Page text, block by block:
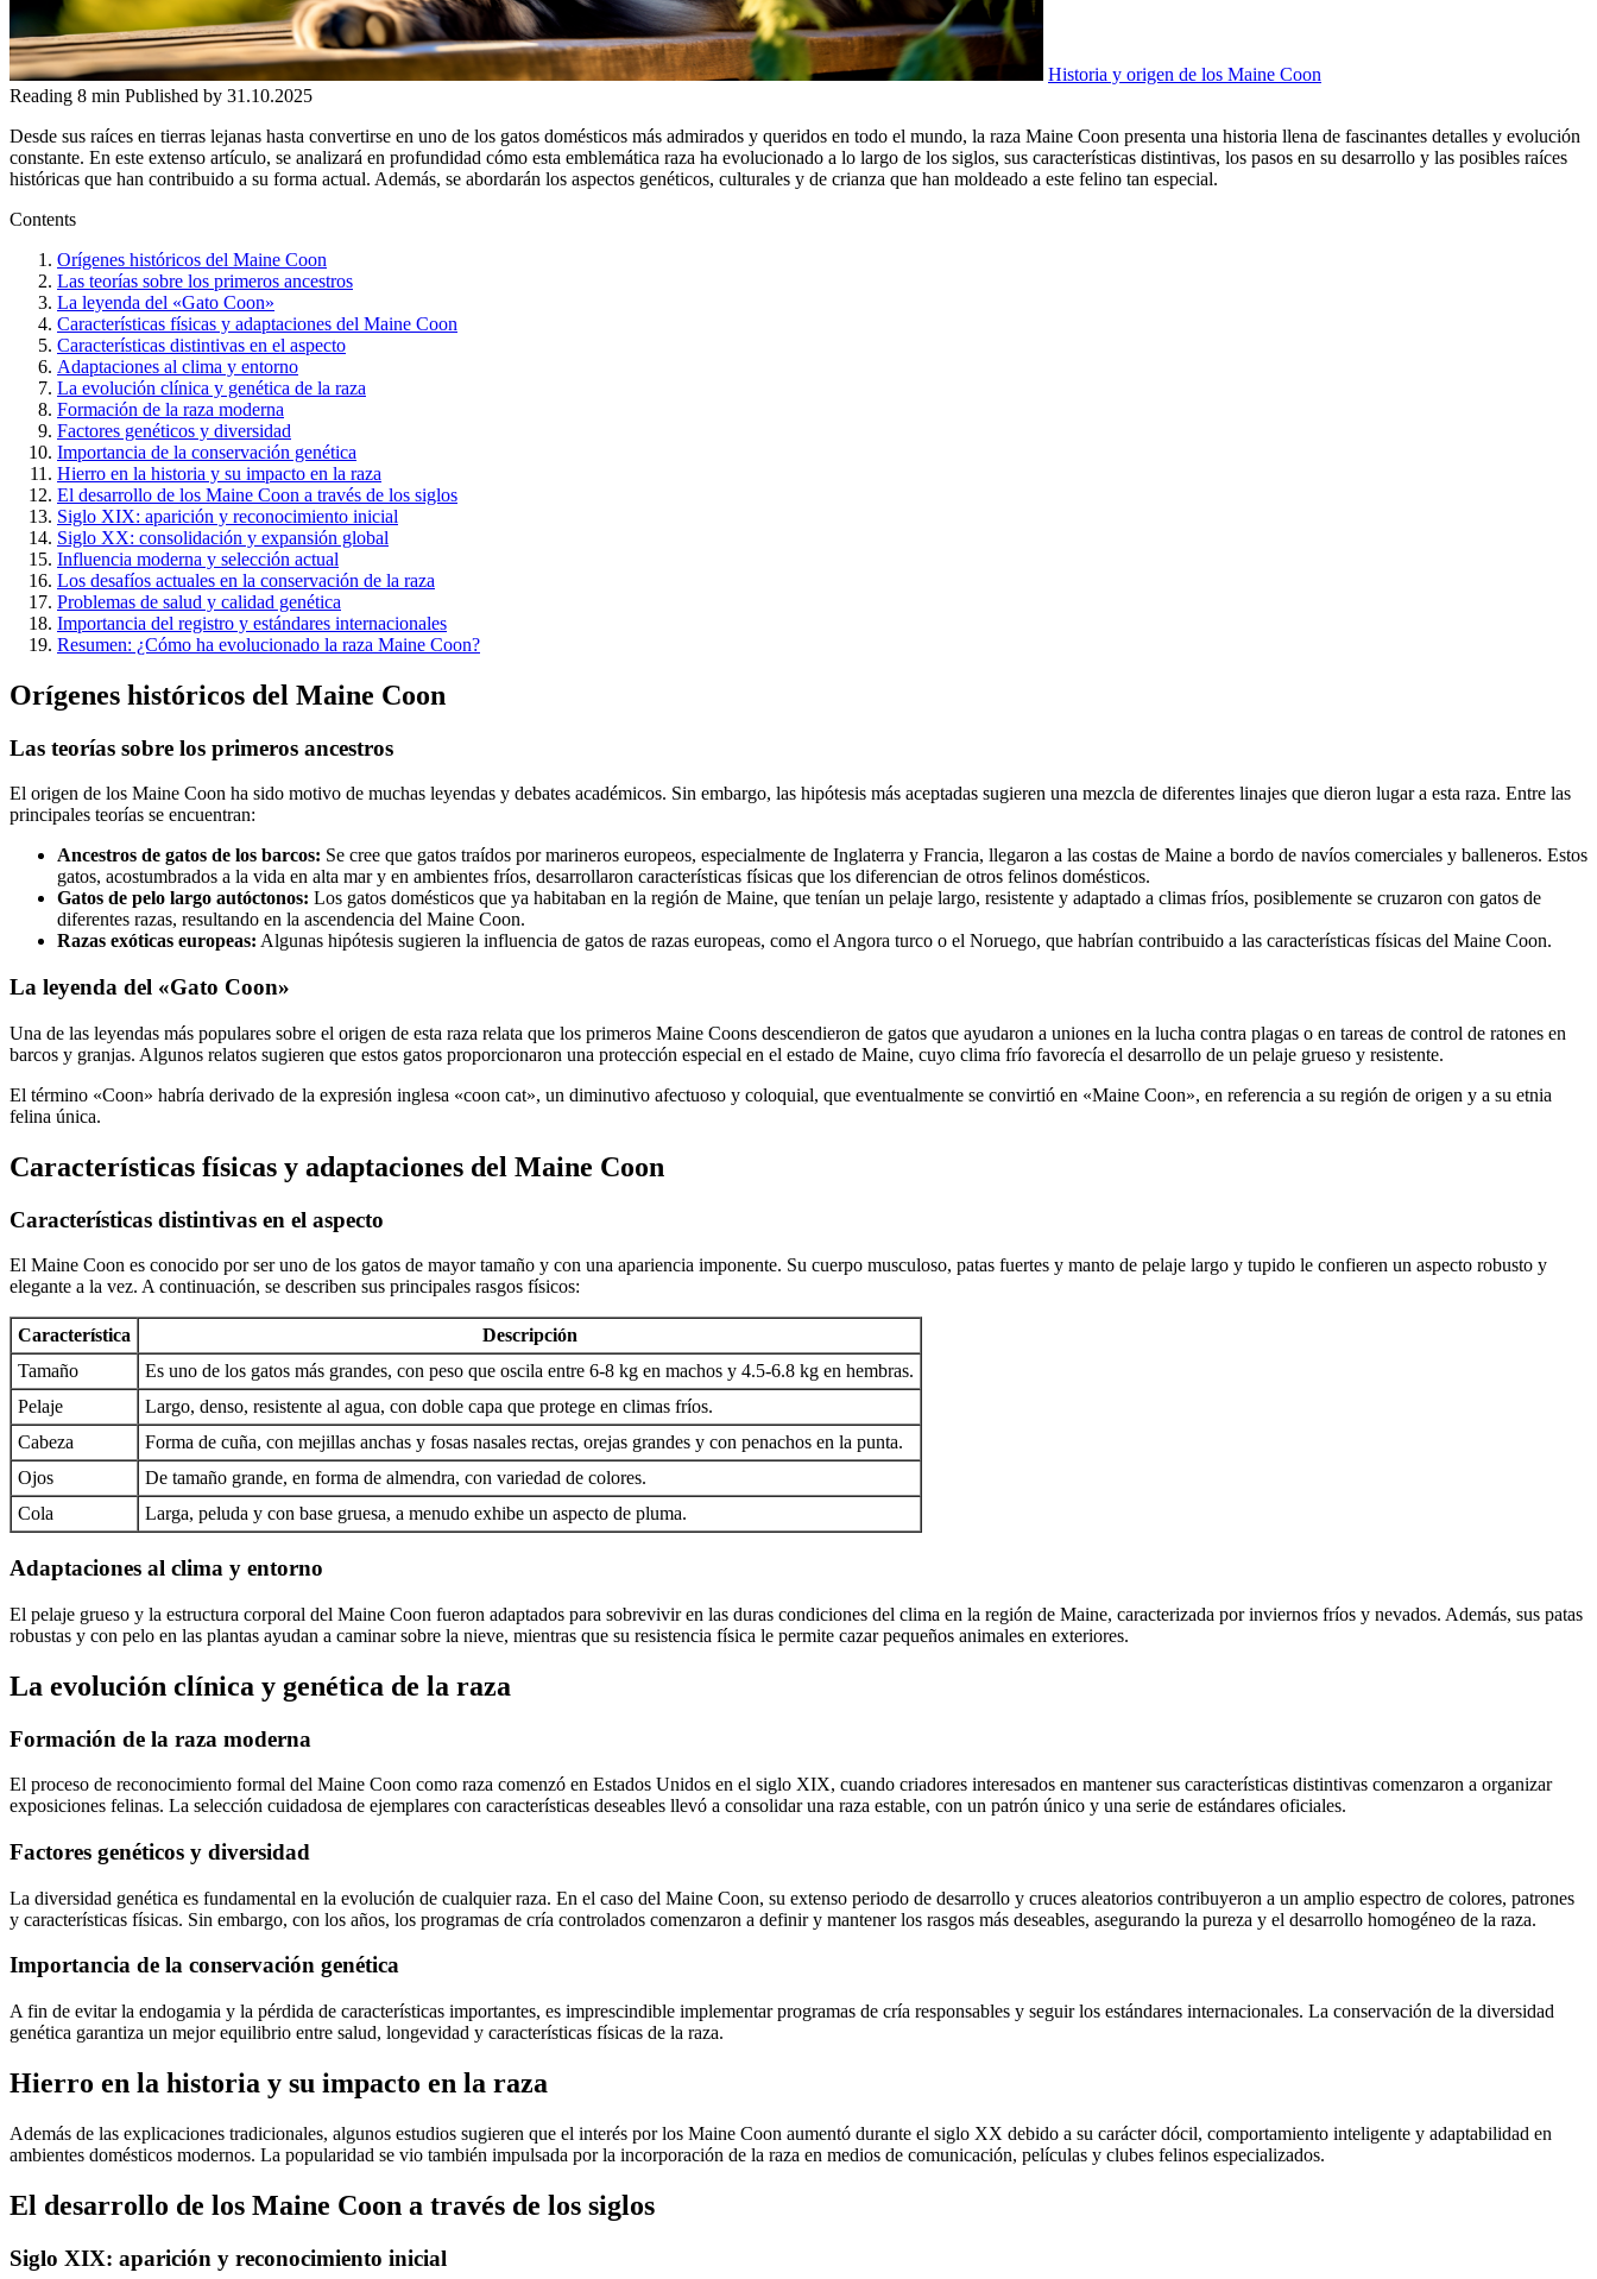
Historia y origen de los Maine Coon
Reading 8 min Published by 31.10.2025
Desde sus raíces en tierras lejanas hasta convertirse en uno de los gatos domésticos más admirados y queridos en todo el mundo, la raza Maine Coon presenta una historia llena de fascinantes detalles y evolución
constante. En este extenso artículo, se analizará en profundidad cómo esta emblemática raza ha evolucionado a lo largo de los siglos, sus características distintivas, los pasos en su desarrollo y las posibles raíces
históricas que han contribuido a su forma actual. Además, se abordarán los aspectos genéticos, culturales y de crianza que han moldeado a este felino tan especial.
Contents
Orígenes históricos del Maine Coon
Las teorías sobre los primeros ancestros
La leyenda del «Gato Coon»
Características físicas y adaptaciones del Maine Coon
Características distintivas en el aspecto
Adaptaciones al clima y entorno
La evolución clínica y genética de la raza
Formación de la raza moderna
Factores genéticos y diversidad
Importancia de la conservación genética
Hierro en la historia y su impacto en la raza
El desarrollo de los Maine Coon a través de los siglos
Siglo XIX: aparición y reconocimiento inicial
Siglo XX: consolidación y expansión global
Influencia moderna y selección actual
Los desafíos actuales en la conservación de la raza
Problemas de salud y calidad genética
Importancia del registro y estándares internacionales
Resumen: ¿Cómo ha evolucionado la raza Maine Coon?
Orígenes históricos del Maine Coon
Las teorías sobre los primeros ancestros
El origen de los Maine Coon ha sido motivo de muchas leyendas y debates académicos. Sin embargo, las hipótesis más aceptadas sugieren una mezcla de diferentes linajes que dieron lugar a esta raza. Entre las
principales teorías se encuentran:
Ancestros de gatos de los barcos: Se cree que gatos traídos por marineros europeos, especialmente de Inglaterra y Francia, llegaron a las costas de Maine a bordo de navíos comerciales y balleneros. Estos
gatos, acostumbrados a la vida en alta mar y en ambientes fríos, desarrollaron características físicas que los diferencian de otros felinos domésticos.
Gatos de pelo largo autóctonos: Los gatos domésticos que ya habitaban en la región de Maine, que tenían un pelaje largo, resistente y adaptado a climas fríos, posiblemente se cruzaron con gatos de
diferentes razas, resultando en la ascendencia del Maine Coon.
Razas exóticas europeas: Algunas hipótesis sugieren la influencia de gatos de razas europeas, como el Angora turco o el Noruego, que habrían contribuido a las características físicas del Maine Coon.
La leyenda del «Gato Coon»
Una de las leyendas más populares sobre el origen de esta raza relata que los primeros Maine Coons descendieron de gatos que ayudaron a uniones en la lucha contra plagas o en tareas de control de ratones en
barcos y granjas. Algunos relatos sugieren que estos gatos proporcionaron una protección especial en el estado de Maine, cuyo clima frío favorecía el desarrollo de un pelaje grueso y resistente.
El término «Coon» habría derivado de la expresión inglesa «coon cat», un diminutivo afectuoso y coloquial, que eventualmente se convirtió en «Maine Coon», en referencia a su región de origen y a su etnia
felina única.
Características físicas y adaptaciones del Maine Coon
Características distintivas en el aspecto
El Maine Coon es conocido por ser uno de los gatos de mayor tamaño y con una apariencia imponente. Su cuerpo musculoso, patas fuertes y manto de pelaje largo y tupido le confieren un aspecto robusto y
elegante a la vez. A continuación, se describen sus principales rasgos físicos:
Característica
Descripción
Tamaño
Es uno de los gatos más grandes, con peso que oscila entre 6-8 kg en machos y 4.5-6.8 kg en hembras.
Pelaje
Largo, denso, resistente al agua, con doble capa que protege en climas fríos.
Cabeza
Forma de cuña, con mejillas anchas y fosas nasales rectas, orejas grandes y con penachos en la punta.
Ojos
De tamaño grande, en forma de almendra, con variedad de colores.
Cola
Larga, peluda y con base gruesa, a menudo exhibe un aspecto de pluma.
Adaptaciones al clima y entorno
El pelaje grueso y la estructura corporal del Maine Coon fueron adaptados para sobrevivir en las duras condiciones del clima en la región de Maine, caracterizada por inviernos fríos y nevados. Además, sus patas
robustas y con pelo en las plantas ayudan a caminar sobre la nieve, mientras que su resistencia física le permite cazar pequeños animales en exteriores.
La evolución clínica y genética de la raza
Formación de la raza moderna
El proceso de reconocimiento formal del Maine Coon como raza comenzó en Estados Unidos en el siglo XIX, cuando criadores interesados en mantener sus características distintivas comenzaron a organizar
exposiciones felinas. La selección cuidadosa de ejemplares con características deseables llevó a consolidar una raza estable, con un patrón único y una serie de estándares oficiales.
Factores genéticos y diversidad
La diversidad genética es fundamental en la evolución de cualquier raza. En el caso del Maine Coon, su extenso periodo de desarrollo y cruces aleatorios contribuyeron a un amplio espectro de colores, patrones
y características físicas. Sin embargo, con los años, los programas de cría controlados comenzaron a definir y mantener los rasgos más deseables, asegurando la pureza y el desarrollo homogéneo de la raza.
Importancia de la conservación genética
A fin de evitar la endogamia y la pérdida de características importantes, es imprescindible implementar programas de cría responsables y seguir los estándares internacionales. La conservación de la diversidad
genética garantiza un mejor equilibrio entre salud, longevidad y características físicas de la raza.
Hierro en la historia y su impacto en la raza
Además de las explicaciones tradicionales, algunos estudios sugieren que el interés por los Maine Coon aumentó durante el siglo XX debido a su carácter dócil, comportamiento inteligente y adaptabilidad en
ambientes domésticos modernos. La popularidad se vio también impulsada por la incorporación de la raza en medios de comunicación, películas y clubes felinos especializados.
El desarrollo de los Maine Coon a través de los siglos
Siglo XIX: aparición y reconocimiento inicial